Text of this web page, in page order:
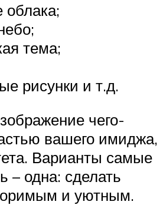
тема;
рисунки и т.д.
чего-
вашего имиджа,
Варианты самые
– одна: сделать
и уютным.